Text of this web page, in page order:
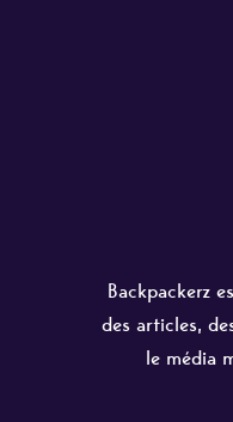
Backpackerz
des articles,
le média